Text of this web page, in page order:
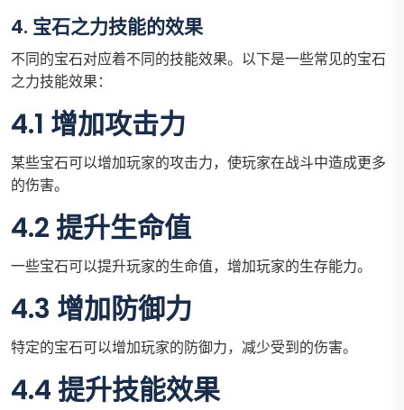
4. 宝石之力技能的效果
不同的宝石对应着不同的技能效果。以下是一些常见的宝石
之力技能效果：
4.1 增加攻击力
某些宝石可以增加玩家的攻击力，使玩家在战斗中造成更多
的伤害。
4.2 提升生命值
一些宝石可以提升玩家的生命值，增加玩家的生存能力。
4.3 增加防御力
特定的宝石可以增加玩家的防御力，减少受到的伤害。
4.4 提升技能效果